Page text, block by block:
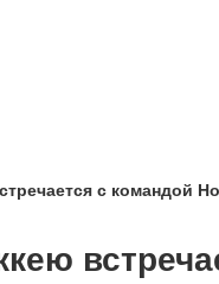
с командой